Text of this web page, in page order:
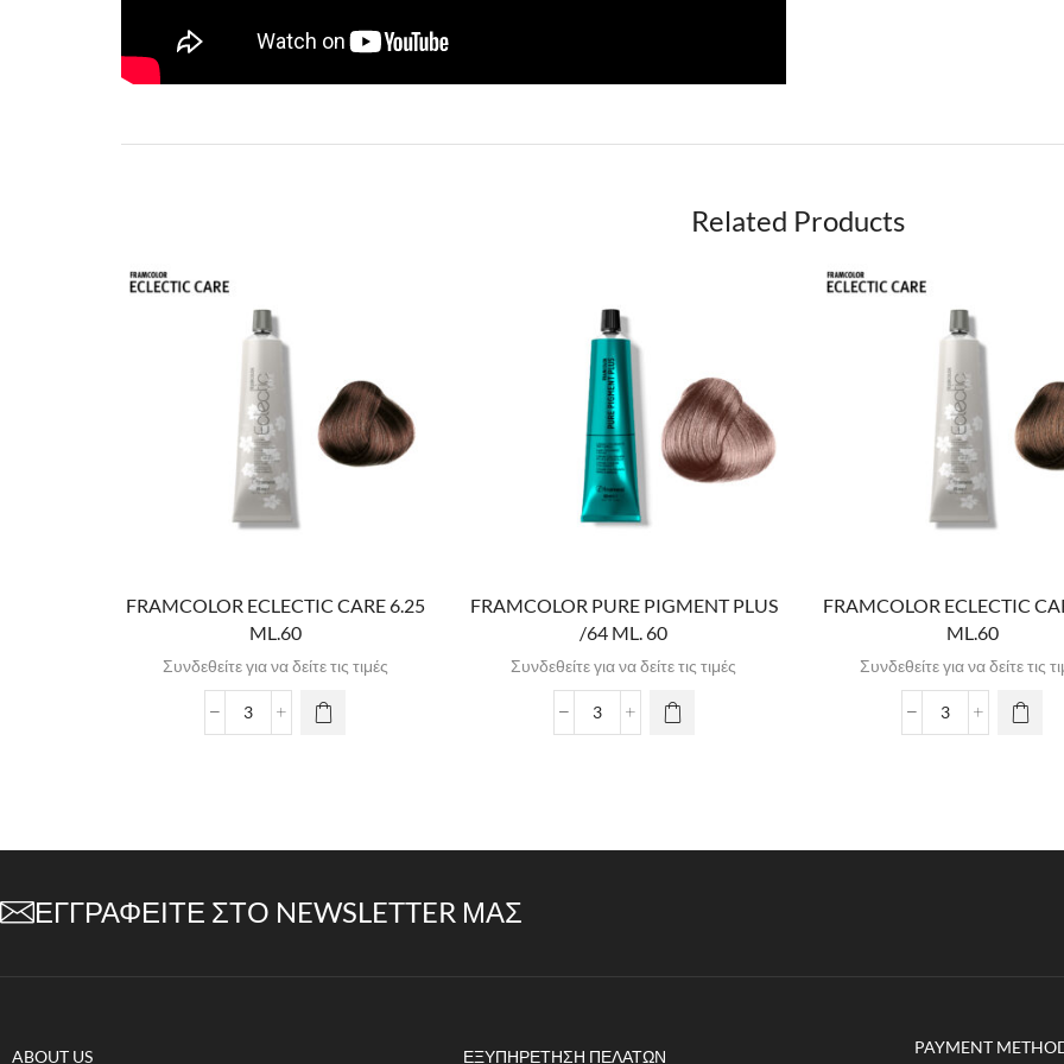
Related Products
FRAMCOLOR ECLECTIC CARE 6.25
ML.60
Συνδεθείτε για να δείτε τις τιμές
FRAMCOLOR PURE PIGMENT PLUS
/64 ML. 60
Συνδεθείτε για να δείτε τις τιμές
FRAMCOLOR ECLECTIC
ML.60
Συνδεθείτε για να δείτε τις
ΕΓΓΡΑΦΕΊΤΕ ΣΤΟ NEWSLETTER ΜΑΣ
ABOUT US ΕΞΥΠΗΡΈΤΗΣΗ ΠΕΛΑΤΏΝ PAYMENT